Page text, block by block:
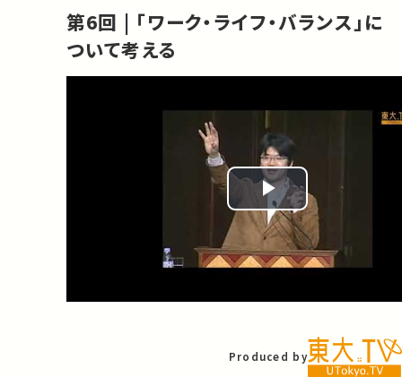
第6回 | 「ワーク・ライフ・バランス」に
ついて考える
Play
Video
Produced by